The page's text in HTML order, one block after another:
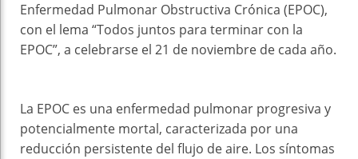
Enfermedad Pulmonar Obstructiva Crónica (EPOC),
con el lema “Todos juntos para terminar con la
EPOC”, a celebrarse el 21 de noviembre de cada año.
La EPOC es una enfermedad pulmonar progresiva y
potencialmente mortal, caracterizada por una
reducción persistente del flujo de aire. Los síntomas